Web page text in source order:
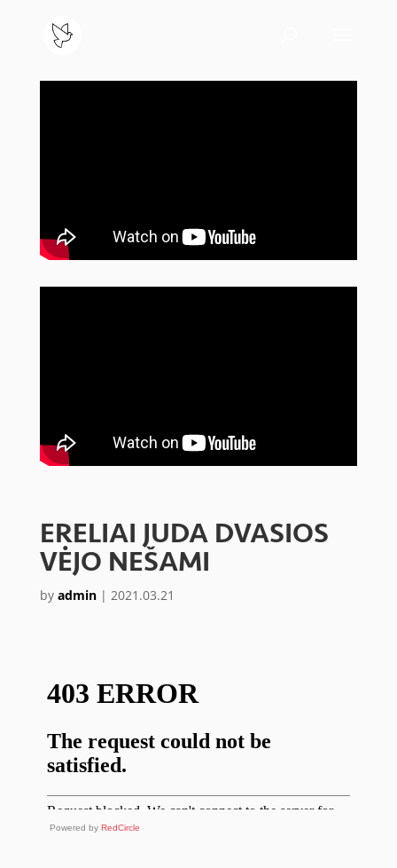
ERELIAI JUDA DVASIOS
VĖJO NEŠAMI
by admin| 2021.03.21
Powered by RedCircle